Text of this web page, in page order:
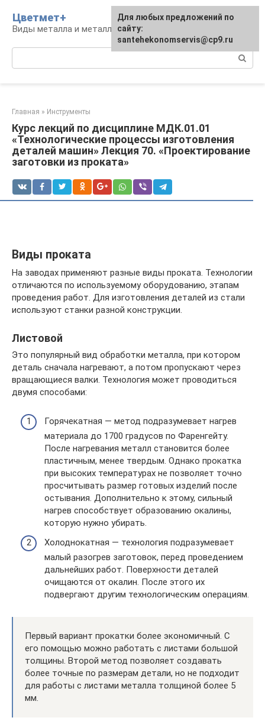
контенту
Цветмет+
Виды металла и металлообработка
Главная » Инструменты
Курс лекций по дисциплине МДК.01.01
«Технологические процессы изготовления
деталей машин» Лекция 70. «Проектирование
заготовки из проката»
Виды проката
На заводах применяют разные виды проката. Технологии
отличаются по используемому оборудованию, этапам
проведения работ. Для изготовления деталей из стали
используют станки разной конструкции.
Листовой
Это популярный вид обработки металла, при котором
деталь сначала нагревают, а потом пропускают через
вращающиеся валки. Технология может проводиться
двумя способами:
Горячекатная — метод подразумевает нагрев
материала до 1700 градусов по Фаренгейту.
После нагревания металл становится более
пластичным, менее твердым. Однако прокатка
при высоких температурах не позволяет точно
просчитывать размер готовых изделий после
остывания. Дополнительно к этому, сильный
нагрев способствует образованию окалины,
которую нужно убирать.
Холоднокатная — технология подразумевает
малый разогрев заготовок, перед проведением
дальнейших работ. Поверхности деталей
очищаются от окалин. После этого их
подвергают другим технологическим операциям.
Первый вариант прокатки более экономичный. С
его помощью можно работать с листами большой
толщины. Второй метод позволяет создавать
более точные по размерам детали, но не подходит
для работы с листами металла толщиной более 5
мм.
Для любых предложений по
сайту:
santehekonomservis@cp9.ru